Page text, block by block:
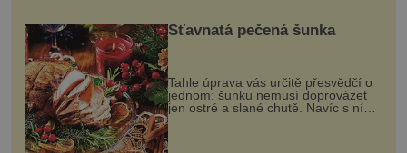
Šťavnatá pečená šunka
Tahle úprava vás určitě přesvědčí o
jednom: šunku nemusí doprovázet
jen ostré a slané chutě. Navíc s ní
nakrmíte poměrně hodně hladových
krků. Ingredience sádlo 3 kg šunky
vcelku 3 stroužky česneku hl...